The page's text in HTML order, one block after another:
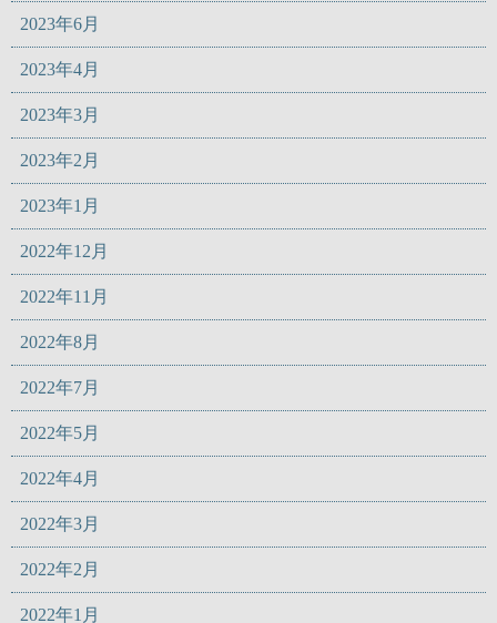
2023年6月
2023年4月
2023年3月
2023年2月
2023年1月
2022年12月
2022年11月
2022年8月
2022年7月
2022年5月
2022年4月
2022年3月
2022年2月
2022年1月